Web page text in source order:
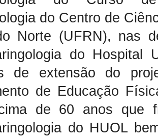
do Centro de
Norte (UFRN), nas
do
de extensão do
de Educação
de 60 anos que
do HUOL